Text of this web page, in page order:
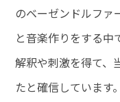
のベーゼンドルファ
と音楽作りをする中
解釈や刺激を得て、
たと確信しています